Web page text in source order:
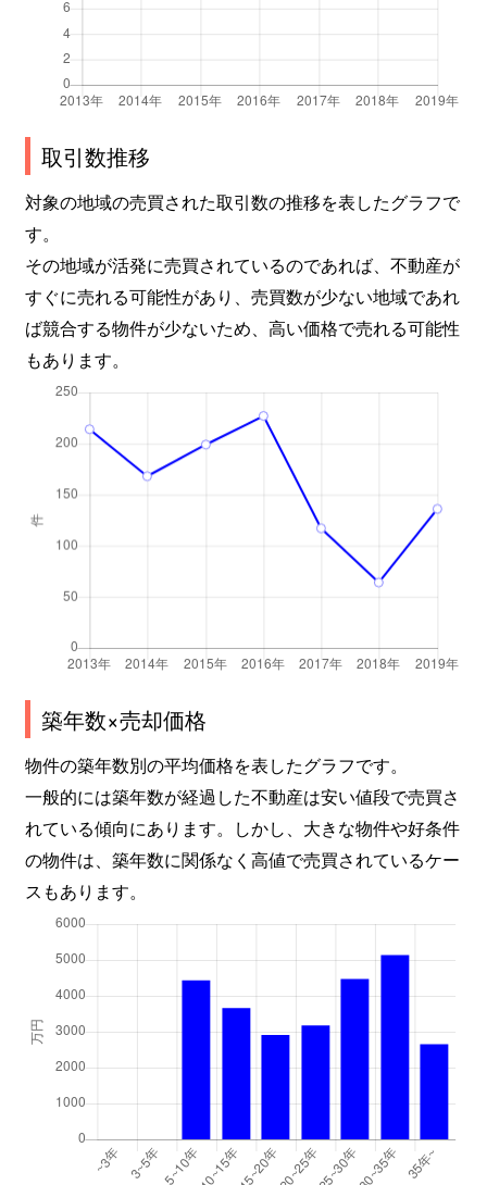
取引数推移
対象の地域の売買された取引数の推移を表したグラフで
す。
その地域が活発に売買されているのであれば、不動産が
すぐに売れる可能性があり、売買数が少ない地域であれ
ば競合する物件が少ないため、高い価格で売れる可能性
もあります。
築年数×売却価格
物件の築年数別の平均価格を表したグラフです。
一般的には築年数が経過した不動産は安い値段で売買さ
れている傾向にあります。しかし、大きな物件や好条件
の物件は、築年数に関係なく高値で売買されているケー
スもあります。